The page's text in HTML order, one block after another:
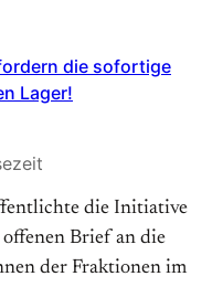
die sofortige
Lager!
die Initiative
offenen Brief an die
der Fraktionen im